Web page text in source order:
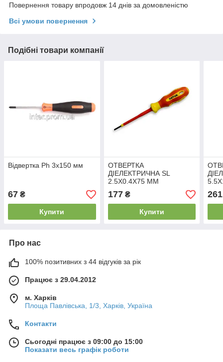
Повернення товару впродовж 14 днів за домовленістю
Всі умови повернення
Подібні товари компанії
Відвертка Ph 3х150 мм
67 ₴
Купити
ОТВЕРТКА
ДІЕЛЕКТРИЧНА SL
2.5Х0.4Х75 ММ
177₴
Купити
261
Про нас
100% позитивних з 44 відгуків за рік
Працює з 29.04.2012
м. Харків
Площа Павлівська, 1/3, Харків, Україна
Контакти
Сьогодні працює з 09:00 до 15:00
Показати весь графік роботи